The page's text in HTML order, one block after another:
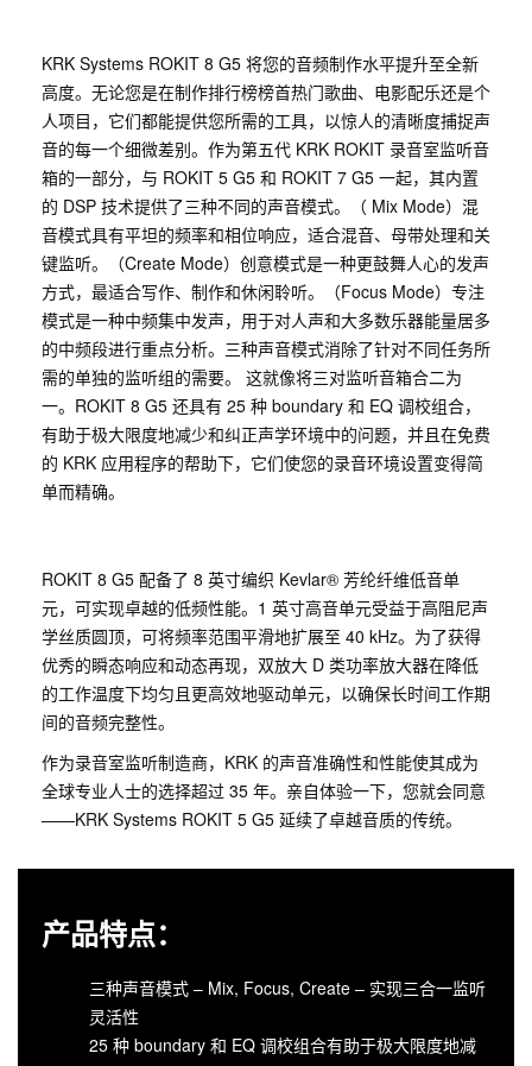
KRK Systems ROKIT 8 G5 将您的音频制作水平提升至全新
高度。无论您是在制作排行榜榜首热门歌曲、电影配乐还是个
人项目，它们都能提供您所需的工具，以惊人的清晰度捕捉声
音的每一个细微差别。作为第五代 KRK ROKIT 录音室监听音
箱的一部分，与 ROKIT 5 G5 和 ROKIT 7 G5 一起，其内置
的 DSP 技术提供了三种不同的声音模式。（ Mix Mode）混
音模式具有平坦的频率和相位响应，适合混音、母带处理和关
键监听。（Create Mode）创意模式是一种更鼓舞人心的发声
方式，最适合写作、制作和休闲聆听。（Focus Mode）专注
模式是一种中频集中发声，用于对人声和大多数乐器能量居多
的中频段进行重点分析。三种声音模式消除了针对不同任务所
需的单独的监听组的需要。 这就像将三对监听音箱合二为
一。ROKIT 8 G5 还具有 25 种 boundary 和 EQ 调校组合，
有助于极大限度地减少和纠正声学环境中的问题，并且在免费
的 KRK 应用程序的帮助下，它们使您的录音环境设置变得简
单而精确。
ROKIT 8 G5 配备了 8 英寸编织 Kevlar® 芳纶纤维低音单
元，可实现卓越的低频性能。1 英寸高音单元受益于高阻尼声
学丝质圆顶，可将频率范围平滑地扩展至 40 kHz。为了获得
优秀的瞬态响应和动态再现，双放大 D 类功率放大器在降低
的工作温度下均匀且更高效地驱动单元，以确保长时间工作期
间的音频完整性。
作为录音室监听制造商，KRK 的声音准确性和性能使其成为
全球专业人士的选择超过 35 年。亲自体验一下，您就会同意
——KRK Systems ROKIT 5 G5 延续了卓越音质的传统。
产品特点：
三种声音模式 – Mix, Focus, Create – 实现三合一监听
灵活性
25 种 boundary 和 EQ 调校组合有助于极大限度地减